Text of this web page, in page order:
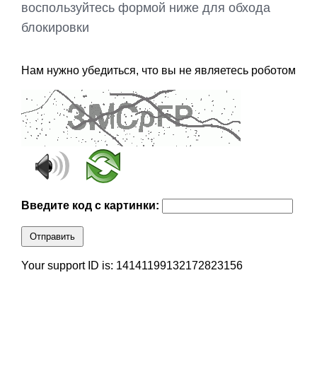
воспользуйтесь формой ниже для обхода
блокировки
Нам нужно убедиться, что вы не являетесь роботом
Введите код с картинки:
Отправить
Your support ID is: 14141199132172823156